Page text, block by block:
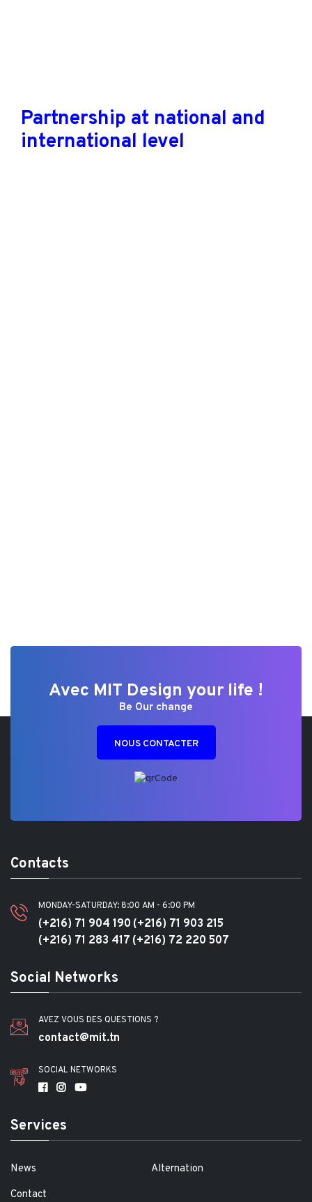
Partnership at national and
international level
Avec MIT Design your life !
Be Our change
NOUS CONTACTER
Contacts
MONDAY-SATURDAY: 8:00 AM - 6:00 PM
(+216) 71 904 190 (+216) 71 903 215
(+216) 71 283 417 (+216) 72 220 507
Social Networks
AVEZ VOUS DES QUESTIONS ?
contact@mit.tn
SOCIAL NETWORKS
Services
News
Alternation
Contact